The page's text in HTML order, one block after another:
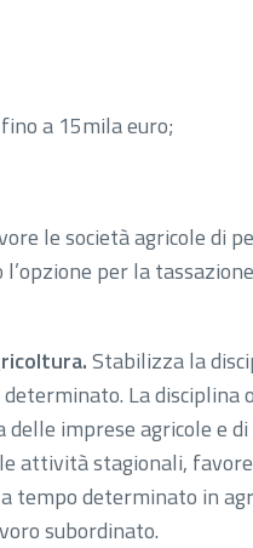
a 15mila euro;
le società agricole di
per la
Stabilizza la
La
imprese agricole e
attività stagionali,
tempo determinato in
subordinato.